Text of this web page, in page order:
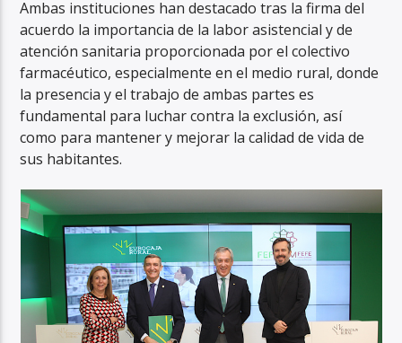
Ambas instituciones han destacado tras la firma del
acuerdo la importancia de la labor asistencial y de
atención sanitaria proporcionada por el colectivo
farmacéutico, especialmente en el medio rural, donde
la presencia y el trabajo de ambas partes es
fundamental para luchar contra la exclusión, así
como para mantener y mejorar la calidad de vida de
sus habitantes.